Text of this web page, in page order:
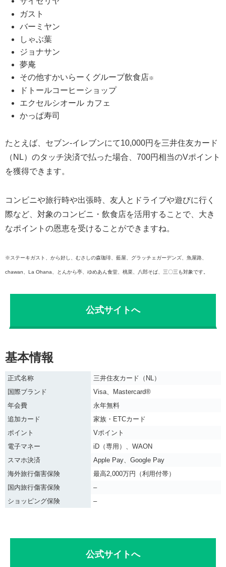
ガスト
バーミヤン
しゃぶ葉
ジョナサン
夢庵
その他すかいらーくグループ飲食店※
ドトールコーヒーショップ
エクセルシオール カフェ
かっぱ寿司
たとえば、セブン-イレブンにて10,000円を三井住友カード
（NL）のタッチ決済で払った場合、700円相当のVポイント
を獲得できます。
コンビニや旅行時や出張時、友人とドライブや遊びに行く
際など、対象のコンビニ・飲食店を活用することで、大き
なポイントの恩恵を受けることができますね。
※ステーキガスト、から好し、むさしの森珈琲、藍屋、グラッチェガーデンズ、魚屋路、
chawan、La Ohana、とんから亭、ゆめあん食堂、桃菜、八郎そば、三〇三も対象です。
公式サイトへ
基本情報
正式名称
三井住友カード（NL）
国際ブランド
Visa、Mastercard®
年会費
永年無料
追加カード
家族・ETCカード
ポイント
Vポイント
電子マネー
iD（専用）、WAON
スマホ決済
Apple Pay、Google Pay
海外旅行傷害保険
最高2,000万円（利用付帯）
国内旅行傷害保険
–
ショッピング保険
–
公式サイトへ